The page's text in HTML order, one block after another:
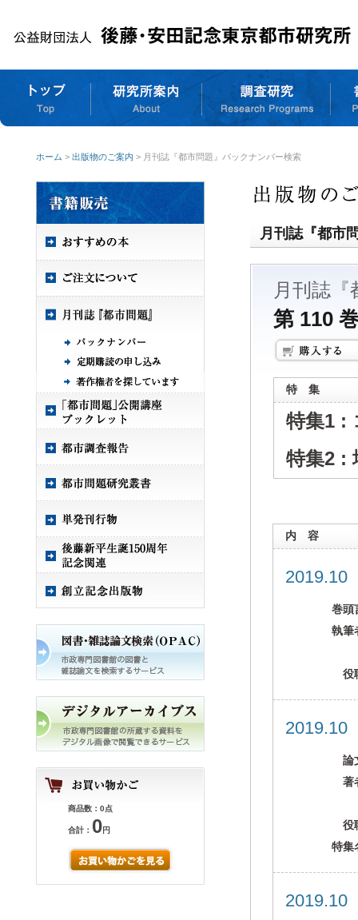
ホーム > 出版物のご案内 > 月刊誌『都市問題』バックナンバー検索
商品数：0点
合計： 0円
月刊誌『都市
月刊誌『
第 110
特 集
特集1 :
特集2 :
内 容
巻頭
執筆
役
論
著
役
特集